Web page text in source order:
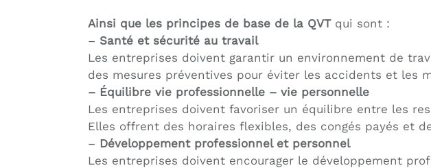
Ainsi que les principes de base de la QVTqui sont :
– Santé et sécurité au travail
Les entreprises doivent garantir un environnement de
des mesures préventives pour éviter les accidents et les
– Équilibre vie professionnelle – vie personnelle
Les entreprises doivent favoriser un équilibre entre les
Elles offrent des horaires flexibles, des congés payés et
– Développement professionnel et personnel
Les entreprises doivent encourager le développement